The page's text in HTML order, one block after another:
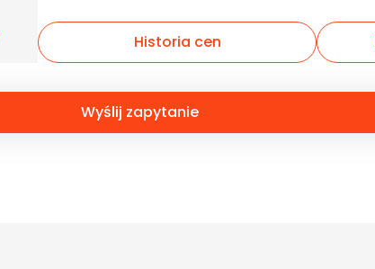
Historia cen
Wyślij zapytanie